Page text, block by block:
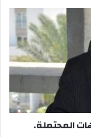
المحتملة.